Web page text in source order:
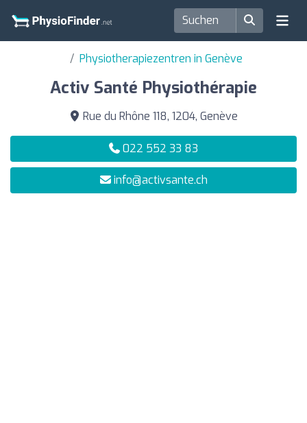
Physiotherapiezentren in Genève
Activ Santé Physiothérapie
Rue du Rhône 118, 1204, Genève
022 552 33 83
info@activsante.ch